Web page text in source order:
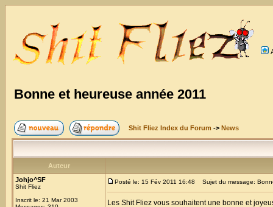
Bonne et heureuse année 2011
Shit Fliez Index du Forum -> News
Auteur
Johjo^SF
Shit Fliez
Inscrit le: 21 Mar 2003
Posté le: 15 Fév 2011 16:48 Sujet du message:
Les Shit Fliez vous souhaitent une bonne et